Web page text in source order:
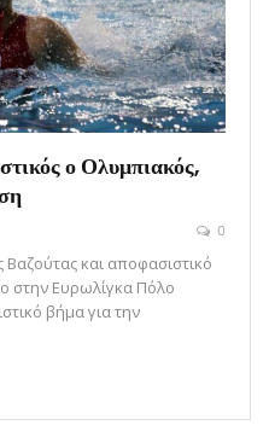
ο Ολυμπιακός,
0
Βαζούτας και αποφασιστικό
στην Ευρωλίγκα Πόλο
βήμα για την